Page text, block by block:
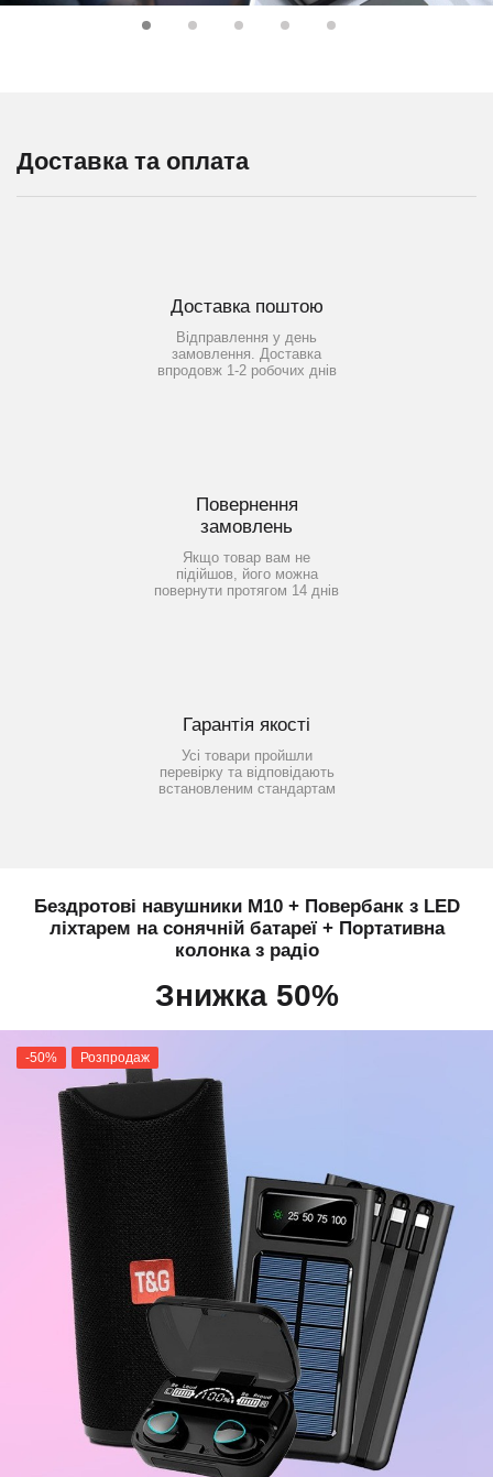
Доставка та оплата
Доставка поштою
Відправлення у день
замовлення. Доставка
впродовж 1-2 робочих днів
Повернення
замовлень
Якщо товар вам не
підійшов, його можна
повернути протягом 14 днів
Гарантія якості
Усі товари пройшли
перевірку та відповідають
встановленим стандартам
Бездротові навушники M10 + Повербанк з LED
ліхтарем на сонячній батареї + Портативна
колонка з радіо
Знижка 50%
-50% Розпродаж